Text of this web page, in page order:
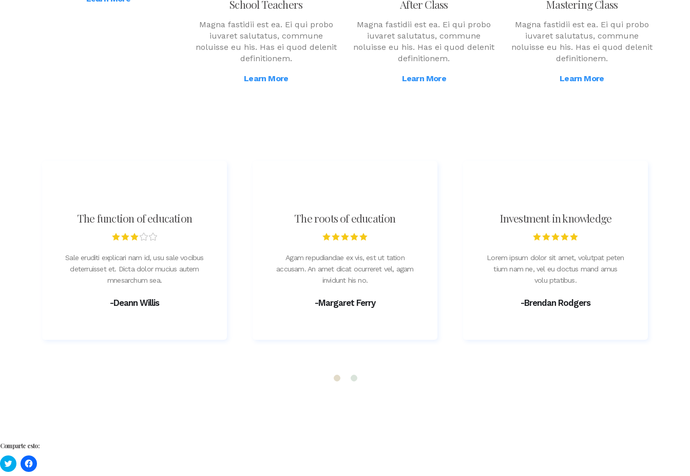
School Teachers
Magna fastidii est ea. Ei qui probo
iuvaret salutatus, commune
noluisse eu his. Has ei quod delenit
definitionem.
Learn More
After Class
Magna fastidii est ea. Ei qui probo
iuvaret salutatus, commune
noluisse eu his. Has ei quod delenit
definitionem.
Learn More
Mastering Class
Magna fastidii est ea. Ei qui probo
iuvaret salutatus, commune
noluisse eu his. Has ei quod delenit
definitionem.
Learn More
The function of education
Sale eruditi explicari nam id, usu sale vocibus
deterruisset et. Dicta dolor mucius autem
mnesarchum sea.
-Deann Willis
The roots of education
Agam repudiandae ex vis, est ut tation
accusam. An amet dicat ocurreret vel, agam
invidunt his no.
-Margaret Ferry
Investment in knowledge
Lorem ipsum dolor sit amet, volutpat peten
tium nam ne, vel eu doctus mand amus
volu ptatibus.
-Brendan Rodgers
Comparte esto:
Haz
clic
Haz
clic